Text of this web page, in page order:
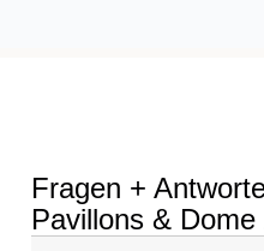
Fragen +
Pavillons & Dome